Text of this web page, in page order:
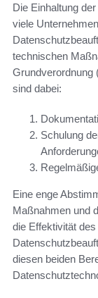
Die Einhaltung
viele
technischen
Grundverordnung
sind dabei:
Schulung
Eine enge
Maßnahmen und
die Effektivität
diesen beiden